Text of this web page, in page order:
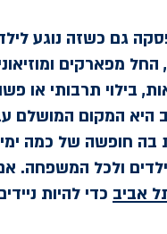
גם כשזה נוגע
מפארקים
בילוי תרבותי או
המקום המושלם
בה חופשה של כמה
ולכל המשפחה.
אביב כדי להיות